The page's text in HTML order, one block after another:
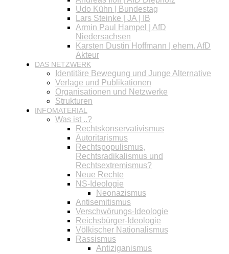
Udo Kühn | Bundestag
Lars Steinke | JA | IB
Armin Paul Hampel | AfD
Niedersachsen
Karsten Dustin Hoffmann | ehem. AfD
Akteur
DAS NETZWERK
Identitäre Bewegung und Junge Alternative
Verlage und Publikationen
Organisationen und Netzwerke
Strukturen
INFOMATERIAL
Was ist ..?
Rechtskonservativismus
Autoritarismus
Rechtspopulismus,
Rechtsradikalismus und
Rechtsextremismus?
Neue Rechte
NS-Ideologie
Neonazismus
Antisemitismus
Verschwörungs-Ideologie
Reichsbürger-Ideologie
Völkischer Nationalismus
Rassismus
Antiziganismus